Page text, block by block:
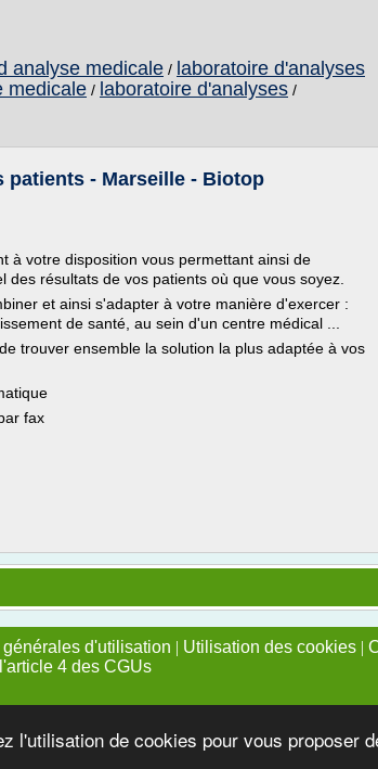
l'utilisation de cookies pour vous proposer
analyse medicale / laboratoire d'analyses
medicale / laboratoire d'analyses /
- Marseille - Biotop
à votre disposition vous permettant ainsi de
résultats de vos patients où que vous soyez.
et ainsi s'adapter à votre manière d'exercer :
de santé, au sein d'un centre médical ...
trouver ensemble la solution la plus adaptée à vos
fax
d'utilisation | Utilisation des cookies |
4 des CGUs